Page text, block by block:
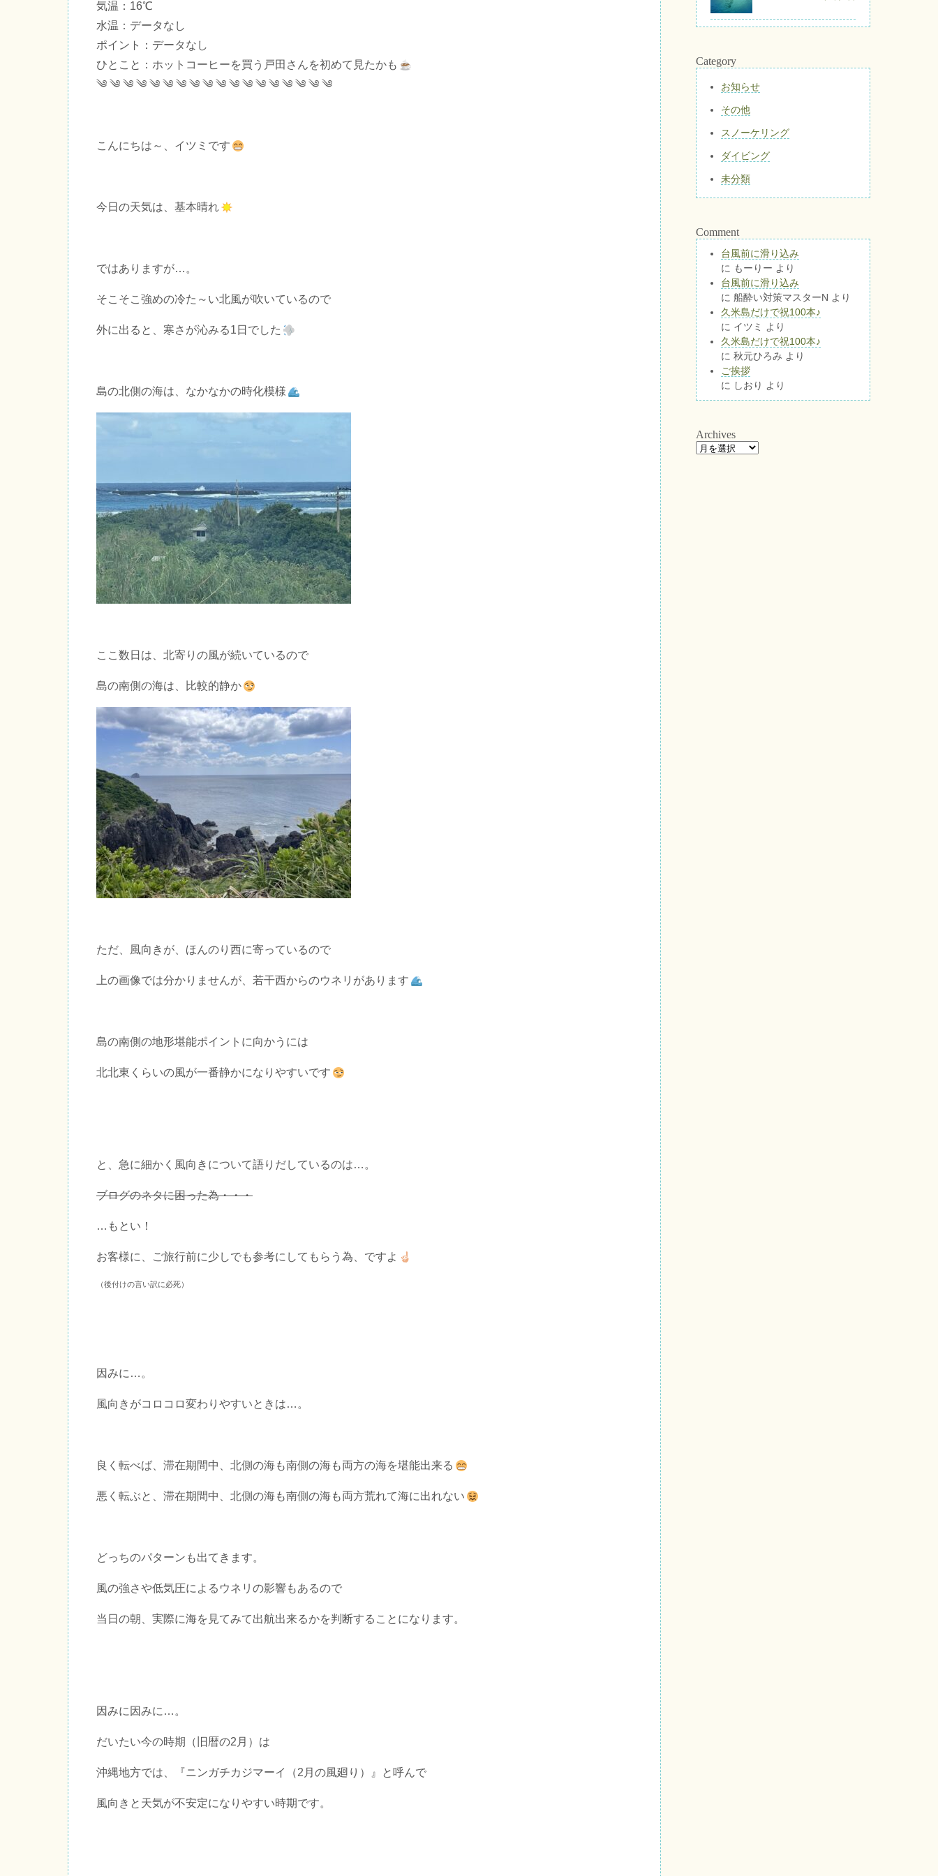
気温：16℃
水温：データなし
ポイント：データなし
ひとこと：ホットコーヒーを買う戸田さんを初めて見たかも
༄ ༄ ༄ ༄ ༄ ༄ ༄ ༄ ༄ ༄ ༄ ༄ ༄ ༄ ༄ ༄ ༄ ༄
こんにちは～、イツミです
今日の天気は、基本晴れ
ではありますが…。
そこそこ強めの冷た～い北風が吹いているので
外に出ると、寒さが沁みる1日でした
島の北側の海は、なかなかの時化模様
ここ数日は、北寄りの風が続いているので
島の南側の海は、比較的静か
ただ、風向きが、ほんのり西に寄っているので
上の画像では分かりませんが、若干西からのウネリがあります
島の南側の地形堪能ポイントに向かうには
北北東くらいの風が一番静かになりやすいです
と、急に細かく風向きについて語りだしているのは…。
ブログのネタに困った為・・・
…もとい！
お客様に、ご旅行前に少しでも参考にしてもらう為、ですよ
（後付けの言い訳に必死）
因みに…。
風向きがコロコロ変わりやすいときは…。
良く転べば、滞在期間中、北側の海も南側の海も両方の海を堪能出来る
悪く転ぶと、滞在期間中、北側の海も南側の海も両方荒れて海に出れない
どっちのパターンも出てきます。
風の強さや低気圧によるウネリの影響もあるので
当日の朝、実際に海を見てみて出航出来るかを判断することになります。
因みに因みに…。
だいたい今の時期（旧暦の2月）は
沖縄地方では、『ニンガチカジマーイ（2月の風廻り）』と呼んで
風向きと天気が不安定になりやすい時期です。
Category
お知らせ
その他
スノーケリング
ダイビング
未分類
Comment
台風前に滑り込み
に もーりー より
台風前に滑り込み
に 船酔い対策マスターN より
久米島だけで祝100本♪
に イツミ
より
久米島だけで祝100本♪
に 秋元ひろみ より
ご挨拶
に しおり より
Archives